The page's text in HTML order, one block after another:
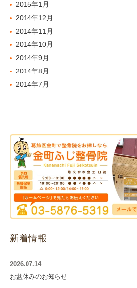
2015年1月
2014年12月
2014年11月
2014年10月
2014年9月
2014年8月
2014年7月
新着情報
2026.07.14
お盆休みのお知らせ